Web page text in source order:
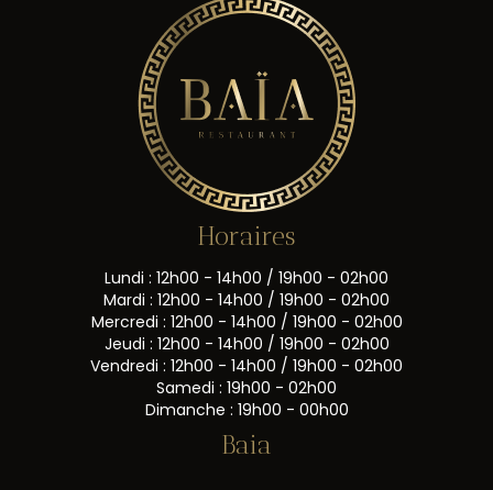
Horaires
Lundi : 12h00 - 14h00 / 19h00 - 02h00
Mardi : 12h00 - 14h00 / 19h00 - 02h00
Mercredi : 12h00 - 14h00 / 19h00 - 02h00
Jeudi : 12h00 - 14h00 / 19h00 - 02h00
Vendredi : 12h00 - 14h00 / 19h00 - 02h00
Samedi : 19h00 - 02h00
Dimanche : 19h00 - 00h00
Baia